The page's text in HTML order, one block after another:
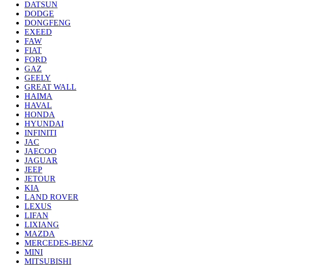
DATSUN
DODGE
DONGFENG
EXEED
FAW
FIAT
FORD
GAZ
GEELY
GREAT WALL
HAIMA
HAVAL
HONDA
HYUNDAI
INFINITI
JAC
JAECOO
JAGUAR
JEEP
JETOUR
KIA
LAND ROVER
LEXUS
LIFAN
LIXIANG
MAZDA
MERCEDES-BENZ
MINI
MITSUBISHI